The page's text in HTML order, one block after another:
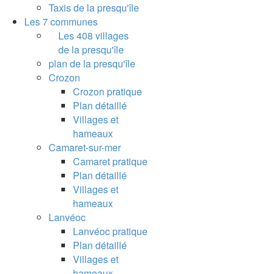
Taxis de la presqu'île
Les 7 communes
Les 408 villages
de la presqu'île
plan de la presqu'île
Crozon
Crozon pratique
Plan détaillé
Villages et
hameaux
Camaret-sur-mer
Camaret pratique
Plan détaillé
Villages et
hameaux
Lanvéoc
Lanvéoc pratique
Plan détaillé
Villages et